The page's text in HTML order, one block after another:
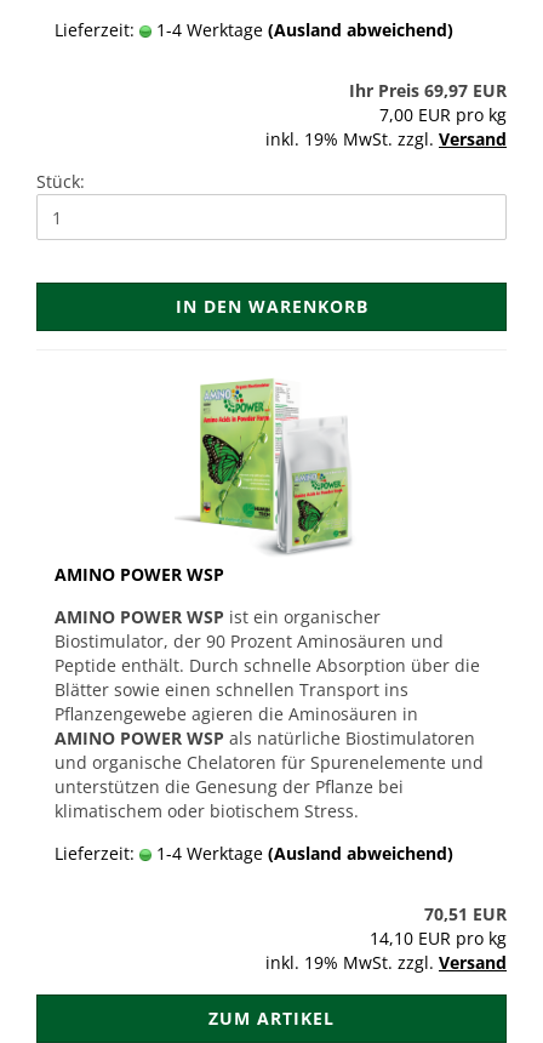
Lieferzeit:
1-4 Werktage (Ausland abweichend)
Ihr Preis 69,97 EUR
7,00 EUR pro kg
inkl. 19% MwSt. zzgl. Versand
Stück:
IN DEN WARENKORB
AMINO POWER WSP
AMINO POWER WSP ist ein organischer
Biostimulator, der 90 Prozent Aminosäuren und
Peptide enthält. Durch schnelle Absorption über die
Blätter sowie einen schnellen Transport ins
Pflanzengewebe agieren die Aminosäuren in
AMINO POWER WSP als natürliche Biostimulatoren
und organische Chelatoren für Spurenelemente und
unterstützen die Genesung der Pflanze bei
klimatischem oder biotischem Stress.
Lieferzeit:
1-4 Werktage (Ausland abweichend)
70,51 EUR
14,10 EUR pro kg
inkl. 19% MwSt. zzgl. Versand
ZUM ARTIKEL